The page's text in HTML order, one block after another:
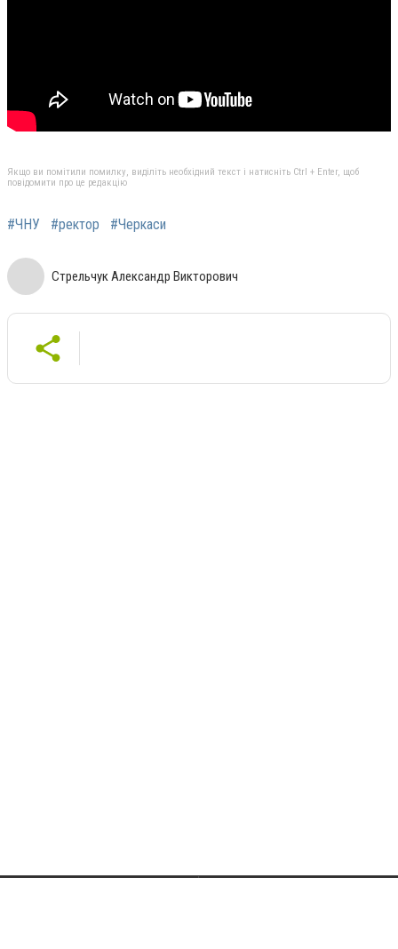
Якщо ви помітили помилку, виділіть необхідний текст і натисніть Ctrl + Enter, щоб
повідомити про це редакцію
#ЧНУ #ректор #Черкаси
Стрельчук Александр Викторович